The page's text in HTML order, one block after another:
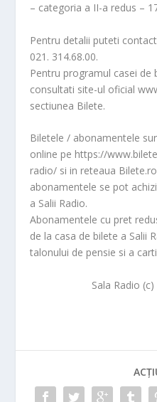
– categoria a II-a redus –
Pentru detalii puteti
021. 314.68.00.
Pentru programul casei de
consultati site-ul oficial
sectiunea Bilete.
Biletele / abonamentele
online pe https://
radio/ si in reteaua
abonamentele se pot
a Salii Radio.
Abonamentele cu pret
de la casa de bilete a Salii
talonului de pensie si a
Sala Radio